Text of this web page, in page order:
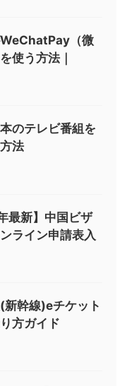
WeChatPay（微
使う方法｜
のテレビ番組を
法
最新】中国ビザ
ライン申請表入
新幹線)eチケット
方ガイド